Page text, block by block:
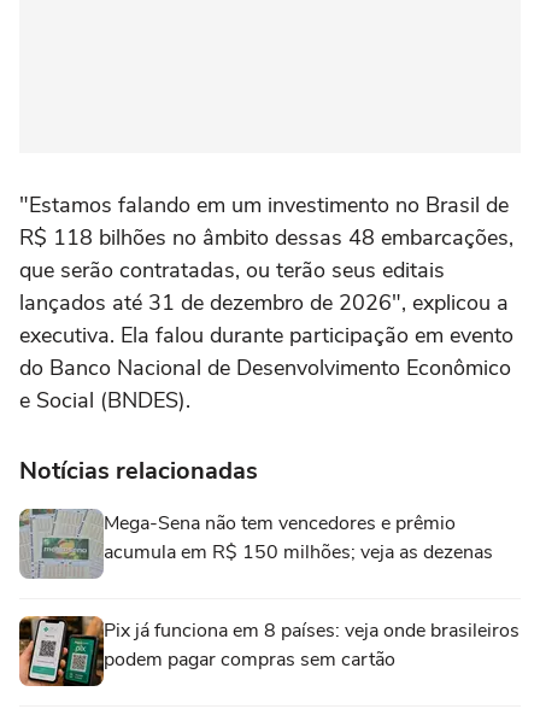
"Estamos falando em um investimento no Brasil de
R$ 118 bilhões no âmbito dessas 48 embarcações,
que serão contratadas, ou terão seus editais
lançados até 31 de dezembro de 2026", explicou a
executiva. Ela falou durante participação em evento
do Banco Nacional de Desenvolvimento Econômico
e Social (BNDES).
Notícias relacionadas
Mega-Sena não tem vencedores e prêmio
acumula em R$ 150 milhões; veja as dezenas
Pix já funciona em 8 países: veja onde brasileiros
podem pagar compras sem cartão